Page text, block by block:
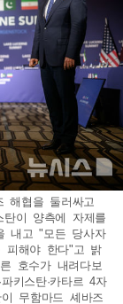
해협을 둘러싸고
이 양측에 자제를
내고 "모든 당사자
피해야 한다"고 밝
호수가 내려다보
키스탄·카타르 4자
무함마드 셰바즈